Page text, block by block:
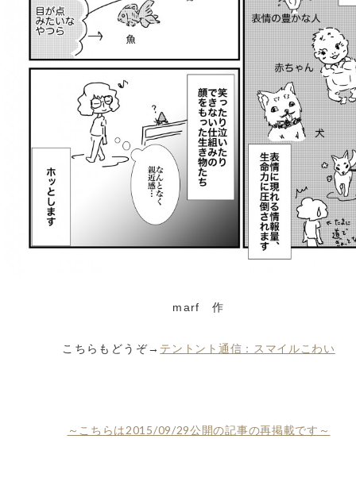
marf 作
こちらもどうぞ→ テントント通信：スマイルこわい
～こちらは2015/09/29公開の記事の再掲載です～